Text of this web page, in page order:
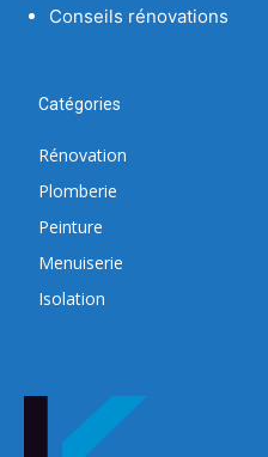
Conseils rénovations
Catégories
Rénovation
Plomberie
Peinture
Menuiserie
Isolation